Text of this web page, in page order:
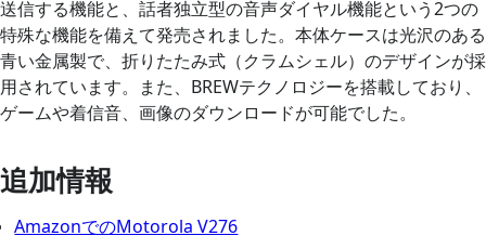
送信する機能と、話者独立型の音声ダイヤル機能という2つの
特殊な機能を備えて発売されました。本体ケースは光沢のある
青い金属製で、折りたたみ式（クラムシェル）のデザインが採
用されています。また、BREWテクノロジーを搭載しており、
ゲームや着信音、画像のダウンロードが可能でした。
追加情報
AmazonでのMotorola V276